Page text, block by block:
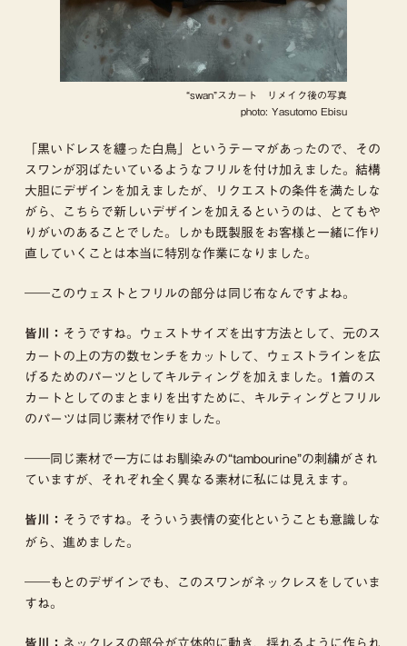
“swan”スカート リメイク後の写真
photo: Yasutomo Ebisu
「黒いドレスを纏った白鳥」というテーマがあったので、その
スワンが羽ばたいているようなフリルを付け加えました。結構
大胆にデザインを加えましたが、リクエストの条件を満たしな
がら、こちらで新しいデザインを加えるというのは、とてもや
りがいのあることでした。しかも既製服をお客様と一緒に作り
直していくことは本当に特別な作業になりました。
――このウェストとフリルの部分は同じ布なんですよね。
皆川： そうですね。ウェストサイズを出す方法として、元のス
カートの上の方の数センチをカットして、ウェストラインを広
げるためのパーツとしてキルティングを加えました。1着のス
カートとしてのまとまりを出すために、キルティングとフリル
のパーツは同じ素材で作りました。
――同じ素材で一方にはお馴染みの“tambourine”の刺繍がされ
ていますが、それぞれ全く異なる素材に私には見えます。
皆川： そうですね。そういう表情の変化ということも意識しな
がら、進めました。
――もとのデザインでも、このスワンがネックレスをしていま
すね。
ネックレスの部分が立体的に動き、揺れるように作られ